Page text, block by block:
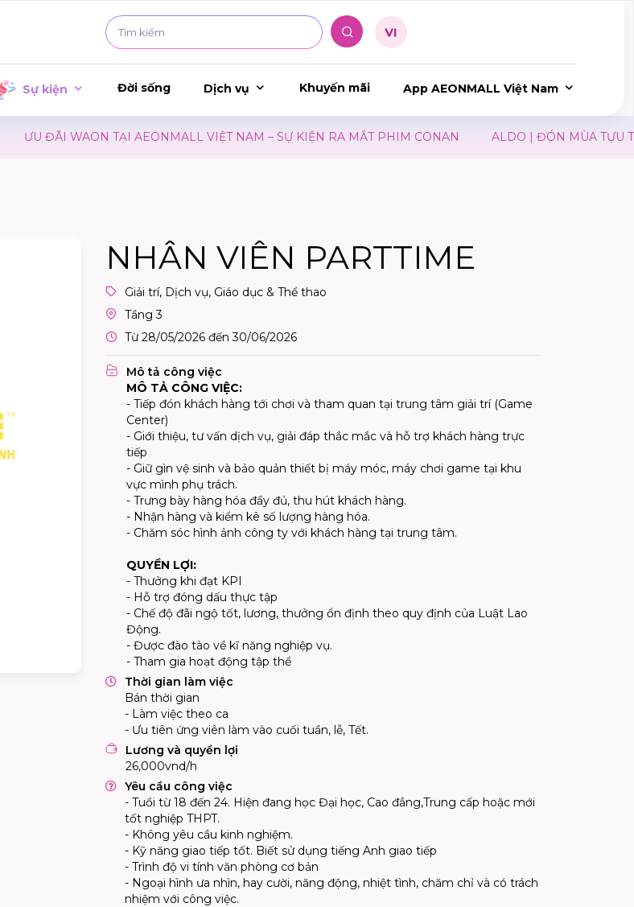
Sự kiện Đời sống Dịch vụ Khuyến mãi App AEONMALL Việt Nam
ƯU ĐÃI WAON TẠI AEONMALL VIỆT NAM – SỰ KIỆN RA MẮT PHIM CONAN ALDO | ĐÓN MÙA TỰU
NHÂN VIÊN PARTTIME
Giải trí, Dịch vụ, Giáo dục & Thể thao
Tầng 3
Từ 28/05/2026 đến 30/06/2026
Mô tả công việc
MÔ TẢ CÔNG VIỆC:
- Tiếp đón khách hàng tới chơi và tham quan tại trung tâm giải trí (Game
Center)
- Giới thiệu, tư vấn dịch vụ, giải đáp thắc mắc và hỗ trợ khách hàng trực
tiếp
- Giữ gìn vệ sinh và bảo quản thiết bị máy móc, máy chơi game tại khu
vực mình phụ trách.
- Trưng bày hàng hóa đầy đủ, thu hút khách hàng.
- Nhận hàng và kiểm kê số lượng hàng hóa.
- Chăm sóc hình ảnh công ty với khách hàng tại trung tâm.
QUYỀN LỢI:
- Thưởng khi đạt KPI
- Hỗ trợ đóng dấu thực tập
- Chế độ đãi ngộ tốt, lương, thưởng ổn định theo quy định của Luật Lao
Động.
- Được đào tào về kĩ năng nghiệp vụ.
- Tham gia hoạt động tập thể
Thời gian làm việc
Bán thời gian
- Làm việc theo ca
- Ưu tiên ứng viên làm vào cuối tuần, lễ, Tết.
Lương và quyền lợi
26,000vnd/h
Yêu cầu công việc
- Tuổi từ 18 đến 24. Hiện đang học Đại học, Cao đẳng,Trung cấp hoặc mới
tốt nghiệp THPT.
- Không yêu cầu kinh nghiệm.
- Kỹ năng giao tiếp tốt. Biết sử dụng tiếng Anh giao tiếp
- Trình độ vi tính văn phòng cơ bản
- Ngoại hình ưa nhìn, hay cười, năng động, nhiệt tình, chăm chỉ và có trách
nhiệm với công việc.